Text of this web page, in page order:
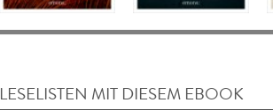
LESELISTEN MIT DIESEM EBOOK